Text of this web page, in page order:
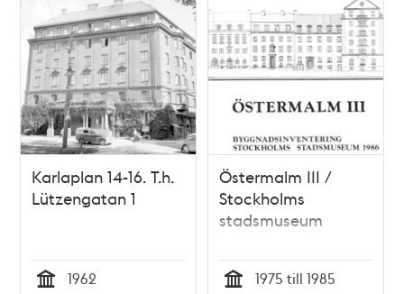
Karlaplan 14-16. T.h.
Lützengatan 1
1962
Östermalm III /
Stockholms
stadsmuseum
1975 till 1985